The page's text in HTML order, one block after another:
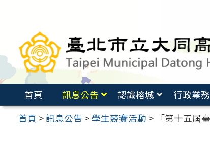
要
容
首頁 訊息公告 認識榕城 行政業務
首頁 >訊息公告 >學生競賽活動 > 「第十五